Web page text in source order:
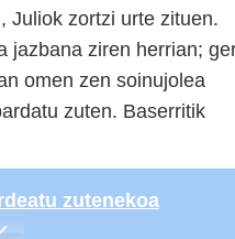
Juliok zortzi urte zituen.
jazbana ziren herrian;
omen zen soinujolea
zuten. Baserritik
zutenekoa